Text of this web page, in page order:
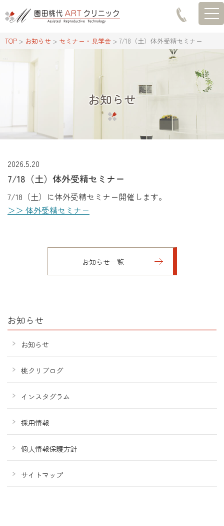
TOP > お知らせ > セミナー・見学会 > 7/18（土）体外受精セミナー
お知らせ
2026.5.20
7/18（土）体外受精セミナー
7/18（土）に体外受精セミナー開催します。
＞＞ 体外受精セミナー
お知らせ一覧
お知らせ
お知らせ
桃クリブログ
インスタグラム
採用情報
個人情報保護方針
サイトマップ